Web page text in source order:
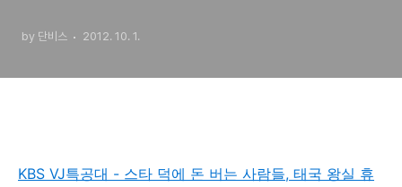
by 단비스 2012. 10. 1.
KBS VJ특공대 - 스타 덕에 돈 버는 사람들, 태국 왕실 휴